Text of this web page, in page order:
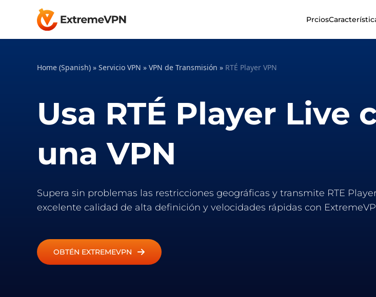
Prcios
Home (Spanish) » Servicio VPN » VPN de Transmisión » RTÉ Player VPN
Usa RTÉ Player Live
una VPN
Supera sin problemas las restricciones geográficas y transmite RTE
excelente calidad de alta definición y velocidades rápidas con
OBTÉN EXTREMEVPN